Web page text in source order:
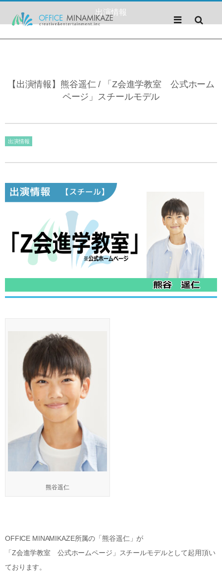
出演情報
【出演情報】熊谷遥仁 / 「Z会進学教室 公式ホーム
ページ」スチールモデル
出演情報
熊谷遥仁
OFFICE MINAMIKAZE所属の「熊谷遥仁」が
「Z会進学教室 公式ホームページ」スチールモデルとして起用頂い
ております。